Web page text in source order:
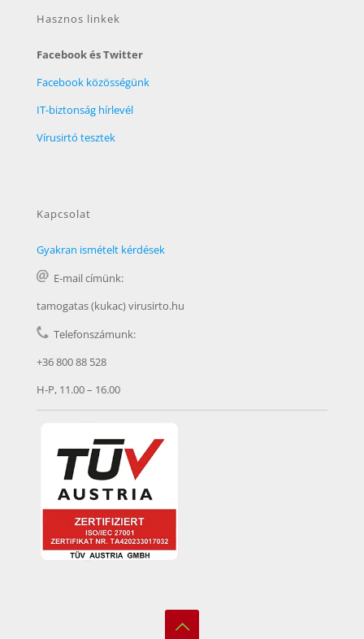
Hasznos linkek
Facebook és Twitter
Facebook közösségünk
IT-biztonság hírlevél
Vírusirtó tesztek
Kapcsolat
Gyakran ismételt kérdések
E-mail címünk:
tamogatas (kukac) virusirto.hu
Telefonszámunk:
+36 800 88 528
H-P, 11.00 – 16.00